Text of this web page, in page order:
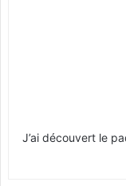
J’ai découvert le